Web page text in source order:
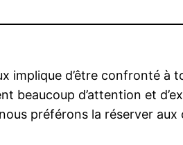
implique d’être confronté
beaucoup d’attention et
préférons la réserver